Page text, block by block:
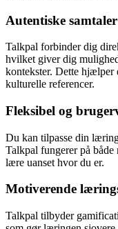
Autentiske
Talkpal forbinder dig
hvilket giver dig
kontekster. Dette hjælper
kulturelle referencer.
Fleksibel og
Du kan tilpasse din
Talkpal fungerer på
lære uanset hvor du er.
Motiverende
Talkpal tilbyder